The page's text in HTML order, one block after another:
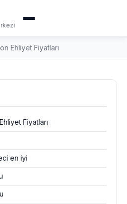
Ehliyet Fiyatları
Fiyatları
en iyi